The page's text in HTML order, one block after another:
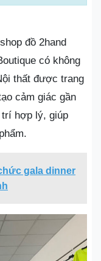
đồ 2hand
có không
thất được trang
cảm giác gần
trí hợp lý, giúp
gala dinner